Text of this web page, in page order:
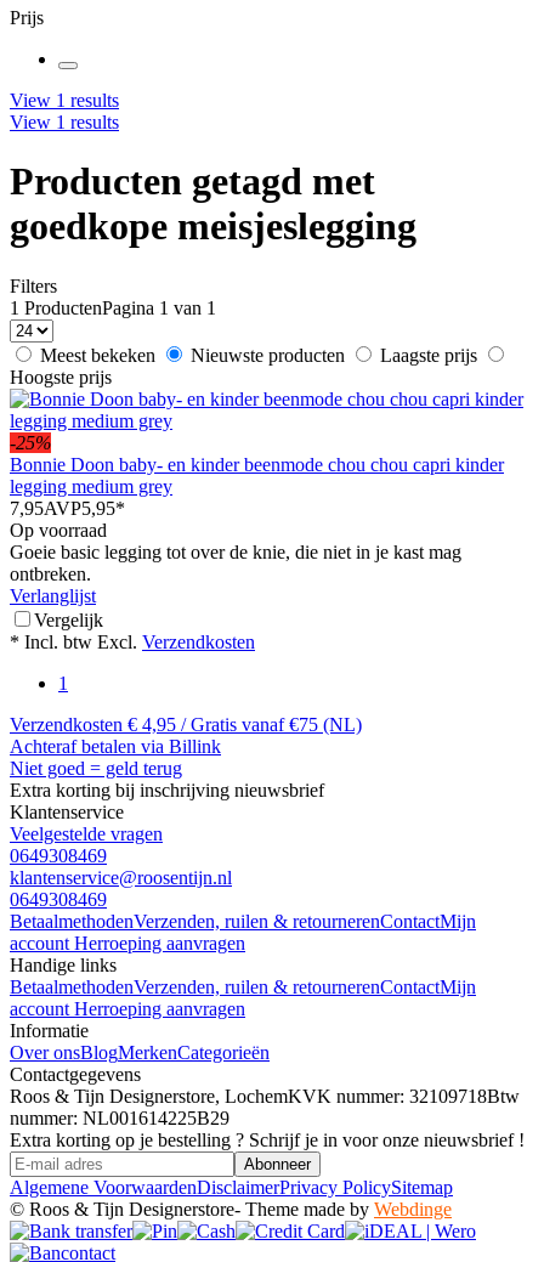
Prijs
View 1 results
View 1 results
Producten getagd met
goedkope meisjeslegging
Filters
1 ProductenPagina 1 van 1
Meest bekeken Nieuwste producten
Laagste prijs
Hoogste prijs
-25%
Bonnie Doon baby- en kinder beenmode chou chou capri kinder
legging medium grey
7,95AVP5,95*
Op voorraad
Goeie basic legging tot over de knie, die niet in je kast mag
ontbreken.
Verlanglijst
Vergelijk
* Incl. btw Excl. Verzendkosten
1
Verzendkosten € 4,95 / Gratis vanaf €75 (NL)
Achteraf betalen via Billink
Niet goed = geld terug
Extra korting bij inschrijving nieuwsbrief
Klantenservice
Veelgestelde vragen
0649308469
klantenservice@roosentijn.nl
0649308469
BetaalmethodenVerzenden, ruilen & retournerenContactMijn
account Herroeping aanvragen
Handige links
BetaalmethodenVerzenden, ruilen & retournerenContactMijn
account Herroeping aanvragen
Informatie
Over onsBlogMerkenCategorieën
Contactgegevens
Roos & Tijn Designerstore, LochemKVK nummer: 32109718Btw
nummer: NL001614225B29
Extra korting op je bestelling ? Schrijf je in voor onze nieuwsbrief !
Abonneer
Algemene VoorwaardenDisclaimerPrivacy PolicySitemap
© Roos & Tijn Designerstore- Theme made by Webdinge